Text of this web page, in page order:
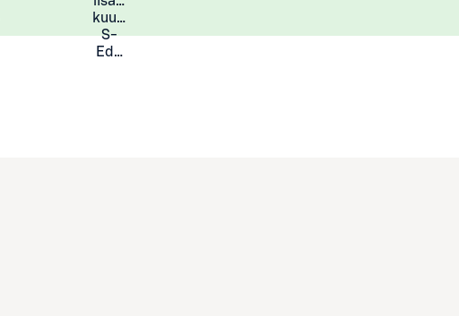
kuukauden
S-
Eduista